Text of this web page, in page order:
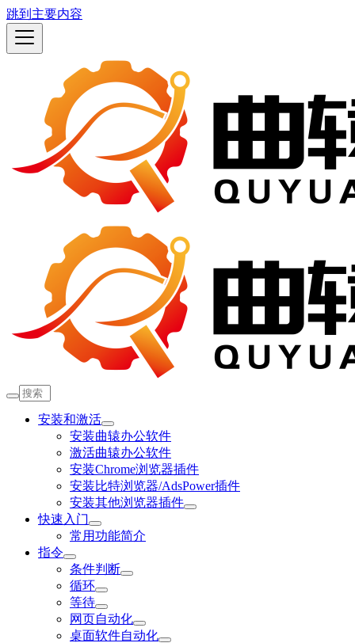
跳到主要内容
安装和激活
安装曲辕办公软件
激活曲辕办公软件
安装Chrome浏览器插件
安装比特浏览器/AdsPower插件
安装其他浏览器插件
快速入门
常用功能简介
指令
条件判断
循环
等待
网页自动化
桌面软件自动化